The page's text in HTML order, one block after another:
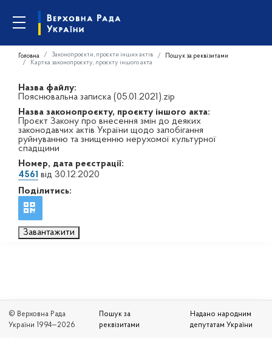
Головна Законопроєкти, проєкти інших актів
Пошук за реквізитами
Картка законопроєкту, проєкту іншого акта
Назва файлу:
Пояснювальна записка (05.01.2021).zip
Назва законопроєкту, проєкту іншого акта:
Проєкт Закону про внесення змін до деяких
законодавчих актів України щодо запобігання
руйнуванню та знищенню нерухомої культурної
спадщини
Номер, дата реєстрації:
4561 від 30.12.2020
Поділитись:
Завантажити
© Верховна Рада
України 1994—2026
Пошук за
реквізитами
Надано народним
депутатам України